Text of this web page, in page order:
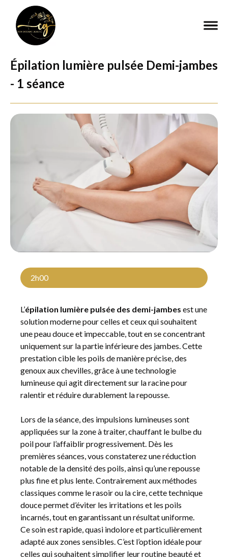
Épilation lumière pulsée Demi-jambes
- 1 séance
2h00
L’épilation lumière pulsée des demi-jambes est une
solution moderne pour celles et ceux qui souhaitent
une peau douce et impeccable, tout en se concentrant
uniquement sur la partie inférieure des jambes. Cette
prestation cible les poils de manière précise, des
genoux aux chevilles, grâce à une technologie
lumineuse qui agit directement sur la racine pour
ralentir et réduire durablement la repousse.
Lors de la séance, des impulsions lumineuses sont
appliquées sur la zone à traiter, chauffant le bulbe du
poil pour l’affaiblir progressivement. Dès les
premières séances, vous constaterez une réduction
notable de la densité des poils, ainsi qu’une repousse
plus fine et plus lente. Contrairement aux méthodes
classiques comme le rasoir ou la cire, cette technique
douce permet d’éviter les irritations et les poils
incarnés, tout en garantissant un résultat uniforme.
Ce soin est rapide, quasi indolore et particulièrement
adapté aux zones sensibles. C’est l’option idéale pour
celles qui souhaitent simplifier leur routine beauté et